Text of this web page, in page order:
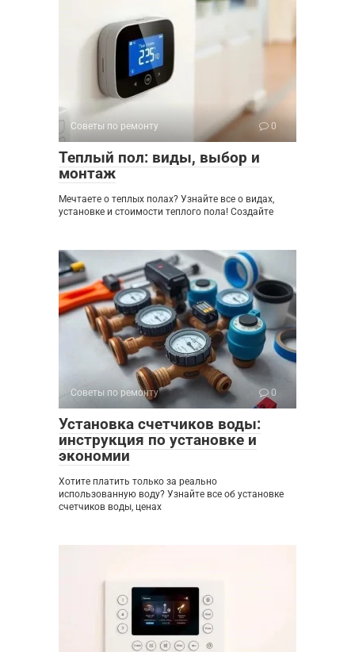
Советы по ремонту 0
Теплый пол: виды, выбор и
монтаж
Мечтаете о теплых полах? Узнайте все о видах,
установке и стоимости теплого пола! Создайте
Советы по ремонту 0
Установка счетчиков воды:
инструкция по установке и
экономии
Хотите платить только за реально
использованную воду? Узнайте все об установке
счетчиков воды, ценах